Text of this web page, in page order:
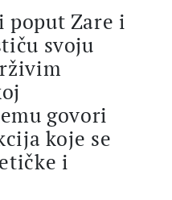
poput Zare i
svoju
govori
koje se
i